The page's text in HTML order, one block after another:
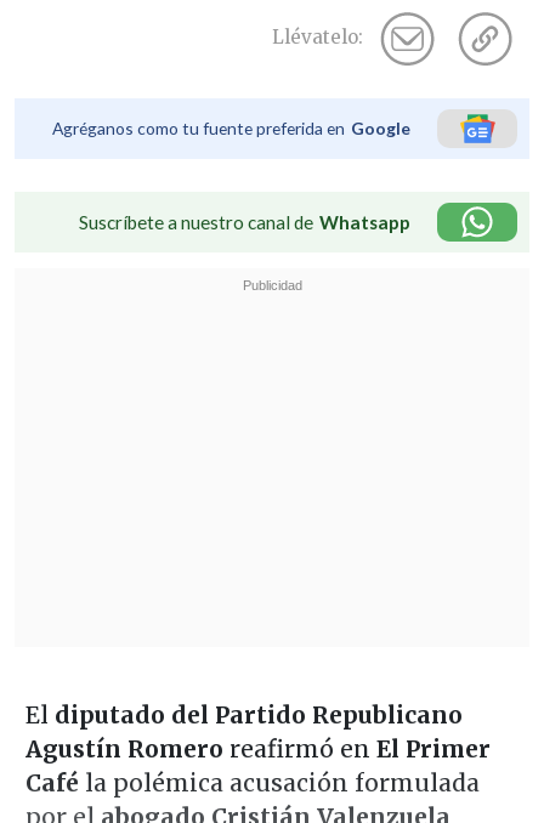
Llévatelo:
Agréganos como tu fuente preferida en Google
Suscríbete a nuestro canal de Whatsapp
El diputado del Partido Republicano
Agustín Romero reafirmó en El Primer
Café la polémica acusación formulada
por el abogado Cristián Valenzuela